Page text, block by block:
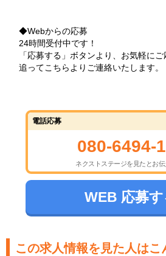
◆Webからの応募
24時間受付中です！
「応募する」ボタンより、お気軽にご
追ってこちらよりご連絡いたします。
電話応募
080-6494-
ネクストステージを見たとお
WEB 応募す
この求人情報を見た人はこ